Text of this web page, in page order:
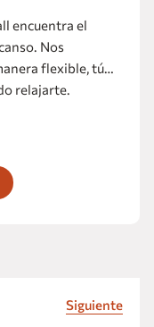
encuentra el
Nos
flexible, tú
relajarte.
Siguiente